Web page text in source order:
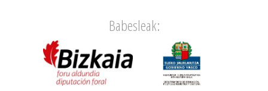
Babesleak: